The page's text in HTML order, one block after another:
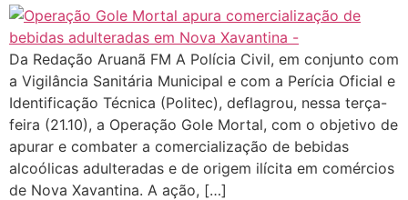
Da Redação Aruanã FM A Polícia Civil, em conjunto com
a Vigilância Sanitária Municipal e com a Perícia Oficial e
Identificação Técnica (Politec), deflagrou, nessa terça-
feira (21.10), a Operação Gole Mortal, com o objetivo de
apurar e combater a comercialização de bebidas
alcoólicas adulteradas e de origem ilícita em comércios
de Nova Xavantina. A ação, […]